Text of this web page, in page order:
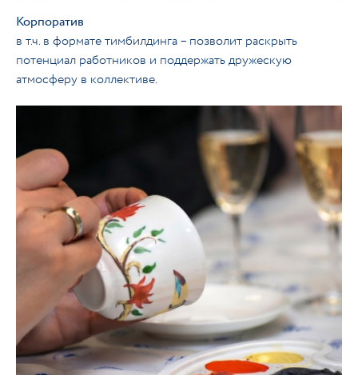
Корпоратив
в т.ч. в формате тимбилдинга – позволит раскрыть
потенциал работников и поддержать дружескую
атмосферу в коллективе.